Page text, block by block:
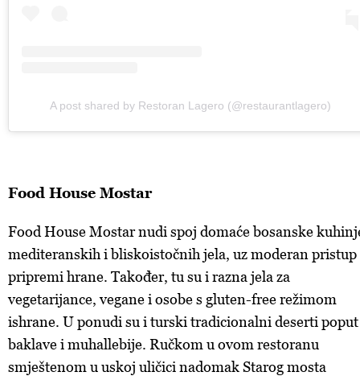
A post shared by Restoran Lagero (@restaurantlagero)
Food House Mostar
Food House Mostar nudi spoj domaće bosanske
mediteranskih i bliskoistočnih jela, uz moderan pristup
pripremi hrane. Također, tu su i razna jela za
vegetarijance, vegane i osobe s gluten-free režimom
ishrane. U ponudi su i turski tradicionalni deserti poput
baklave i muhallebije. Ručkom u ovom restoranu
smještenom u uskoj uličici nadomak Starog mosta